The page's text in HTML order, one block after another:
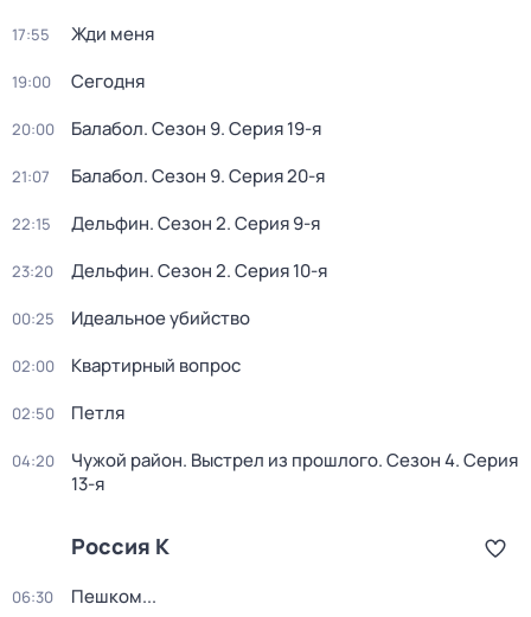
17:55 Жди меня
19:00 Сегодня
20:00 Балабол. Сезон 9. Серия 19-я
21:07 Балабол. Сезон 9. Серия 20-я
22:15 Дельфин. Сезон 2. Серия 9-я
23:20 Дельфин. Сезон 2. Серия 10-я
00:25 Идеальное убийство
02:00 Квартирный вопрос
02:50 Петля
04:20 Чужой район. Выстрел из прошлого. Сезон 4. Серия
13-я
Россия К
06:30 Пешком...